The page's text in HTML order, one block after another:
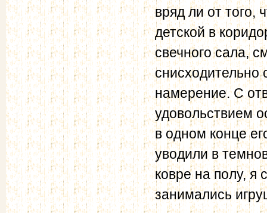
вряд ли от того,
детской в
свечного сала,
снисходительно
намерение. С
удовольствием
в одном конце
уводили в
ковре на полу,
занимались